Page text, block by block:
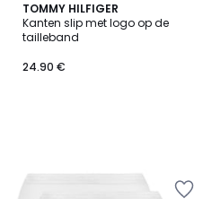
TOMMY HILFIGER
Kanten slip met logo op de
tailleband
24.90 €